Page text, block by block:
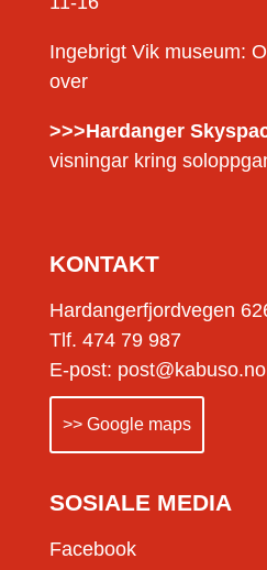
Ingebrigt Vik museum:
over
>>>Hardanger
visningar kring
KONTAKT
Hardangerfjordvegen
Tlf. 474 79 987
E-post: post@kabuso.no
>> Google maps
SOSIALE MEDIA
Facebook